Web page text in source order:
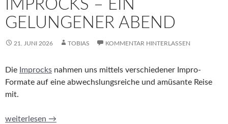
IMPROCKS – EIN
GELUNGENER ABEND
21. JUNI 2026 TOBIAS KOMMENTAR HINTERLASSEN
Die Improcks nahmen uns mittels verschiedener Impro-
Formate auf eine abwechslungsreiche und amüsante Reise
mit.
Improcks – ein gelungener Abend
weiterlesen →